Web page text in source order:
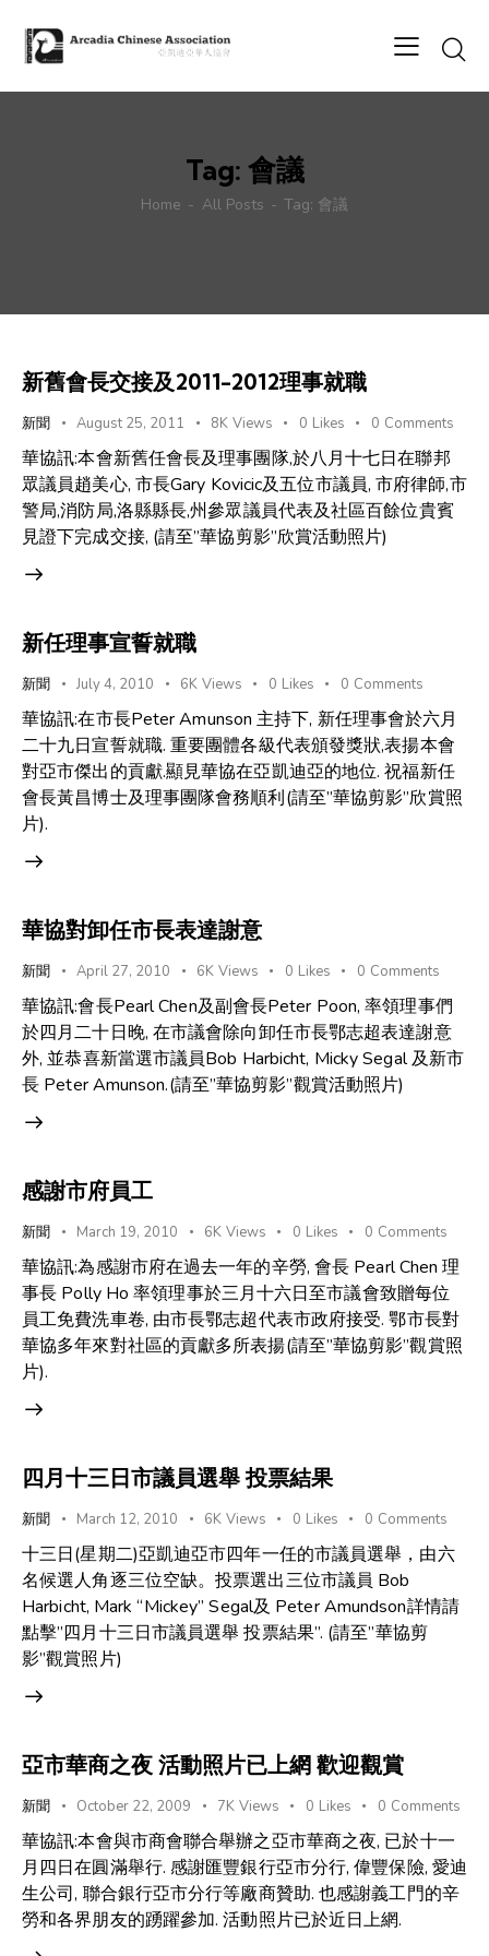
Tag: 會議
Home All Posts Tag: 會議
新舊會長交接及2011-2012理事就職
新聞 August 25, 2011 8K Views 0 Likes 0 Comments
華協訊:本會新舊任會長及理事團隊,於八月十七日在聯邦
眾議員趙美心, 市長Gary Kovicic及五位市議員, 市府律師,市
警局,消防局,洛縣縣長,州參眾議員代表及社區百餘位貴賓
見證下完成交接, (請至”華協剪影”欣賞活動照片)
新任理事宣誓就職
新聞 July 4, 2010 6K Views 0 Likes 0 Comments
華協訊:在市長Peter Amunson 主持下, 新任理事會於六月
二十九日宣誓就職. 重要團體各級代表頒發獎狀,表揚本會
對亞市傑出的貢獻.顯見華協在亞凱迪亞的地位. 祝福新任
會長黃昌博士及理事團隊會務順利(請至”華協剪影”欣賞照
片).
華協對卸任市長表達謝意
新聞 April 27, 2010 6K Views 0 Likes 0 Comments
華協訊:會長Pearl Chen及副會長Peter Poon, 率領理事們
於四月二十日晚, 在市議會除向卸任市長鄂志超表達謝意
外, 並恭喜新當選市議員Bob Harbicht, Micky Segal 及新市
長 Peter Amunson.(請至”華協剪影”觀賞活動照片)
感謝市府員工
新聞 March 19, 2010 6K Views 0 Likes 0 Comments
華協訊:為感謝市府在過去一年的辛勞, 會長 Pearl Chen 理
事長 Polly Ho 率領理事於三月十六日至市議會致贈每位
員工免費洗車卷, 由市長鄂志超代表市政府接受. 鄂市長對
華協多年來對社區的貢獻多所表揚(請至”華協剪影”觀賞照
片).
四月十三日市議員選舉 投票結果
新聞 March 12, 2010 6K Views 0 Likes 0 Comments
十三日(星期二)亞凱迪亞市四年一任的市議員選舉，由六
名候選人角逐三位空缺。投票選出三位市議員 Bob
Harbicht, Mark “Mickey” Segal及 Peter Amundson詳情請
點擊”四月十三日市議員選舉 投票結果”. (請至”華協剪
影”觀賞照片)
亞市華商之夜 活動照片已上網 歡迎觀賞
新聞 October 22, 2009 7K Views 0 Likes 0 Comments
華協訊:本會與市商會聯合舉辦之亞市華商之夜, 已於十一
月四日在圓滿舉行. 感謝匯豐銀行亞市分行, 偉豐保險, 愛迪
生公司, 聯合銀行亞市分行等廠商贊助. 也感謝義工門的辛
勞和各界朋友的踴躍參加. 活動照片已於近日上網.